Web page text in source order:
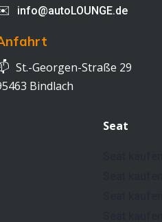
info@autoLOUNGE.de
St.-Georgen-Straße 29
Bindlach
Seat